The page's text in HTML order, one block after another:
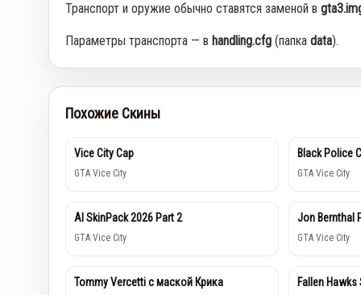
Транспорт и оружие обычно ставятся заменой в
Параметры транспорта — в handling.cfg (папка data).
Похожие Скины
Vice City Cap
GTA Vice City
Black Police
GTA Vice City
AI SkinPack 2026 Part 2
GTA Vice City
Jon Bernthal
GTA Vice City
Tommy Vercetti с маской Крика Fallen Hawks